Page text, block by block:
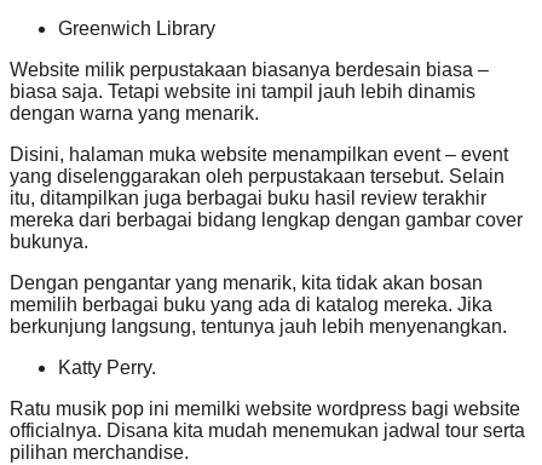
Greenwich Library
Website milik perpustakaan biasanya berdesain biasa –
biasa saja. Tetapi website ini tampil jauh lebih dinamis
dengan warna yang menarik.
Disini, halaman muka website menampilkan event – event
yang diselenggarakan oleh perpustakaan tersebut. Selain
itu, ditampilkan juga berbagai buku hasil review terakhir
mereka dari berbagai bidang lengkap dengan gambar cover
bukunya.
Dengan pengantar yang menarik, kita tidak akan bosan
memilih berbagai buku yang ada di katalog mereka. Jika
berkunjung langsung, tentunya jauh lebih menyenangkan.
Katty Perry.
Ratu musik pop ini memilki website wordpress bagi website
officialnya. Disana kita mudah menemukan jadwal tour serta
pilihan merchandise.